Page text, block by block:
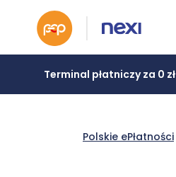
Terminal płatniczy za 0 zł
Polskie ePłatności